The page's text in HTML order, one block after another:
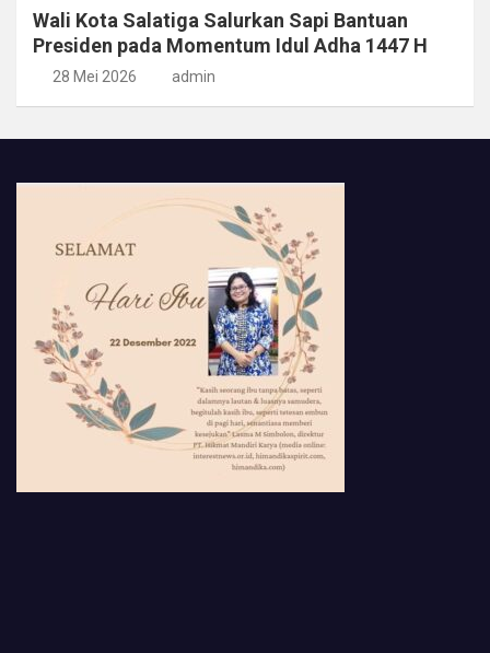
Wali Kota Salatiga Salurkan Sapi Bantuan
Presiden pada Momentum Idul Adha 1447 H
28 Mei 2026 admin